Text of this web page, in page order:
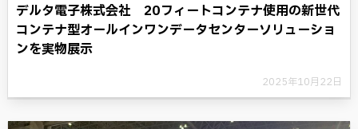
デルタ電子株式会社 20フィートコンテナ使用の新世代
コンテナ型オールインワンデータセンターソリューショ
ンを実物展示
2025年10月22日